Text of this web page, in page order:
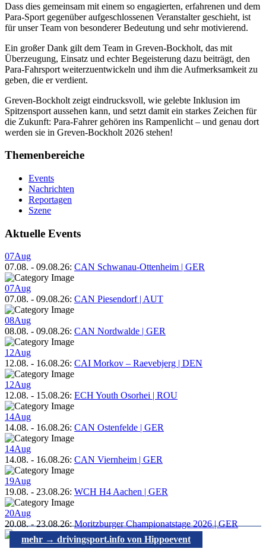
Dass dies gemeinsam mit einem so engagierten, erfahrenen und dem
Para-Sport gegenüber aufgeschlossenen Veranstalter geschieht, ist
für unser Team von besonderer Bedeutung und sehr motivierend.
Ein großer Dank gilt dem Team in Greven-Bockholt, das mit
Überzeugung, Einsatz und echter Begeisterung dazu beiträgt, den
Para-Fahrsport weiterzuentwickeln und ihm die Aufmerksamkeit zu
geben, die er verdient.
Greven-Bockholt zeigt eindrucksvoll, wie gelebte Inklusion im
Spitzensport aussehen kann, und setzt damit ein starkes Zeichen für
die Zukunft: Para-Fahrer gehören ins Rampenlicht – und genau dort
werden sie in Greven-Bockholt 2026 stehen!
Themenbereiche
Events
Nachrichten
Reportagen
Szene
Aktuelle Events
07Aug
07.08. - 09.08.26: CAN Schwanau-Ottenheim | GER
07Aug
07.08. - 09.08.26: CAN Piesendorf | AUT
08Aug
08.08. - 09.08.26: CAN Nordwalde | GER
12Aug
12.08. - 16.08.26: CAI Morkov – Raevebjerg | DEN
12Aug
12.08. - 15.08.26: ECH Youth Osorhei | ROU
14Aug
14.08. - 16.08.26: CAN Ostenfelde | GER
14Aug
14.08. - 16.08.26: CAN Viernheim | GER
19Aug
19.08. - 23.08.26: WCH H4 Aachen | GER
20Aug
20.08.-23.08.26:Moritzburger Championatstage 2026 | GER
mehr → drivingsport.info von Hippoevent